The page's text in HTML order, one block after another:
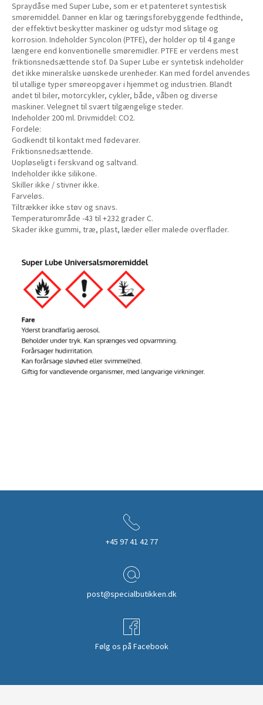
Spraydåse med Super Lube, som er et patenteret syntestisk
smøremiddel. Danner en klar og tæringsforebyggende fedthinde,
der effektivt beskytter maskiner og udstyr mod slitage og
korrosion. Indeholder Syncolon (PTFE), der holder op til 4 gange
længere end konventionelle smøremidler. PTFE er verdens mest
friktionsnedsættende stof. Da Super Lube er syntetisk indeholder
det ikke mineralske uønskede urenheder. Kan med fordel anvendes
til utallige typer smøreopgaver i hjemmet og industrien. Blandt
andet til biler, motorcykler, cykler, både, våben og diverse
maskiner. Velegnet til svært tilgængelige steder.
Indeholder 200 ml. Drivmiddel: CO2.
Fordele:
Godkendt til kontakt med fødevarer.
Friktionsnedsættende.
Uopløseligt i ferskvand og saltvand.
Indeholder ikke silikone.
Skiller ikke / stivner ikke.
Farveløs.
Tiltrækker ikke støv og snavs.
Temperaturområde -43 til +232 grader C.
Skader ikke gummi, træ, plast, læder eller malede overflader.
+45 97 41 42 77
post@specialbutikken.dk
Følg os på Facebook